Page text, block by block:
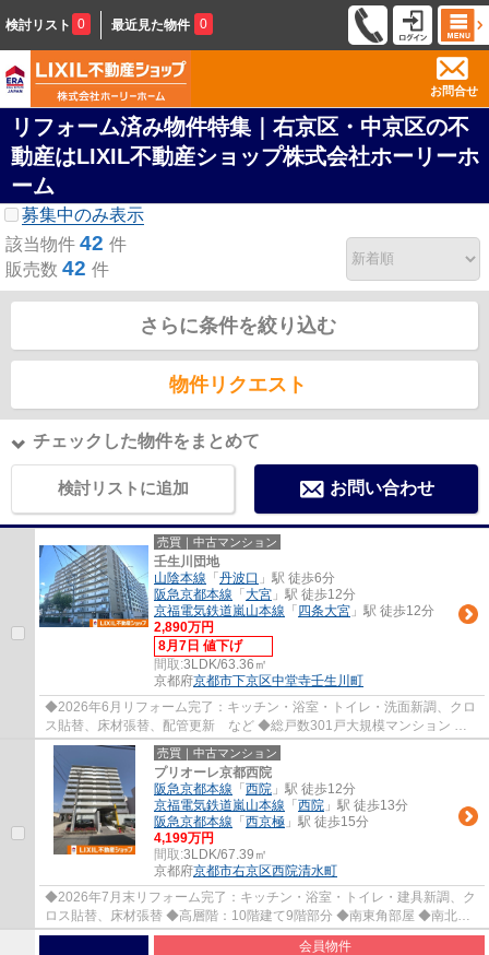
検討リスト 0 最近見た物件 0
お問合せ
リフォーム済み物件特集｜右京区・中京区の不
動産はLIXIL不動産ショップ株式会社ホーリーホ
ーム
募集中のみ表示
該当物件 42 件
販売数 42 件
さらに条件を絞り込む
物件リクエスト
チェックした物件をまとめて
検討リストに追加 お問い合わせ
売買｜中古マンション
壬生川団地
山陰本線 「 丹波口 」駅 徒歩6分
阪急京都本線 「 大宮 」駅 徒歩12分
京福電気鉄道嵐山本線 「 四条大宮 」駅 徒歩12分
2,890万円
8月7日 値下げ
間取:3LDK/63.36㎡
京都府京都市下京区中堂寺壬生川町
◆2026年6月リフォーム完了：キッチン・浴室・トイレ・洗面新調、クロ
ス貼替、床材張替、配管更新 など ◆総戸数301戸大規模マンション ◆
高層階：11階建の8階部分 ◆東向きバルコニー ◆...
売買｜中古マンション
プリオーレ京都西院
阪急京都本線 「 西院 」駅 徒歩12分
京福電気鉄道嵐山本線 「 西院 」駅 徒歩13分
阪急京都本線 「 西京極 」駅 徒歩15分
4,199万円
間取:3LDK/67.39㎡
京都府京都市右京区西院清水町
◆2026年7月末リフォーム完了：キッチン・浴室・トイレ・建具新調、ク
ロス貼替、床材張替 ◆高層階：10階建て9階部分 ◆南東角部屋 ◆南北両
面バルコニー ◆全居室収納付、採光有 ◆イオンモ...
会員物件